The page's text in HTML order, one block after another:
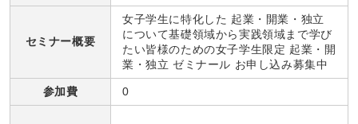
セミナー概要
女子学生に特化した 起業・開業・独立
について基礎領域から実践領域まで学び
たい皆様のための女子学生限定 起業・開
業・独立 ゼミナール お申し込み募集中
参加費 0